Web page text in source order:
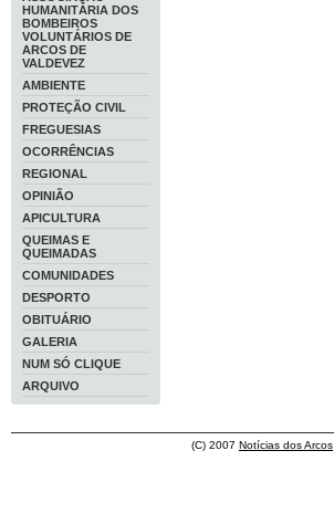
HUMANITÁRIA DOS
BOMBEIROS
VOLUNTÁRIOS DE
ARCOS DE
VALDEVEZ
AMBIENTE
PROTEÇÃO CIVIL
FREGUESIAS
OCORRÊNCIAS
REGIONAL
OPINIÃO
APICULTURA
QUEIMAS E
QUEIMADAS
COMUNIDADES
DESPORTO
OBITUÁRIO
GALERIA
NUM SÓ CLIQUE
ARQUIVO
(C) 2007 Notícias dos Arcos